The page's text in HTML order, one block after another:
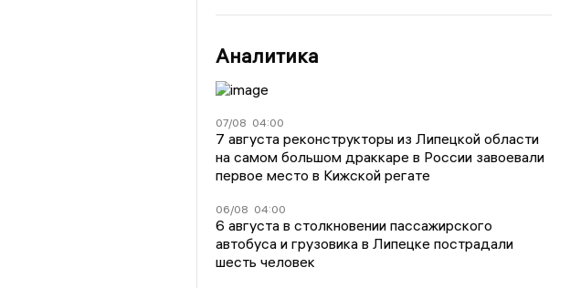
Аналитика
07/08 04:00
7 августа реконструкторы из Липецкой области
на самом большом драккаре в России завоевали
первое место в Кижской регате
06/08 04:00
6 августа в столкновении пассажирского
автобуса и грузовика в Липецке пострадали
шесть человек